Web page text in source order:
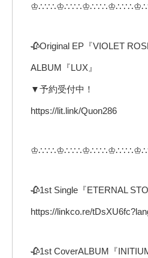
🥀Original EP『VIOLET
ALBUM『LUX』
▼予約受付中！
https://lit.link/Quon286
🥀1st Single『ETERNAL
https://linkco.re/
🥀1st CoverALBUM『